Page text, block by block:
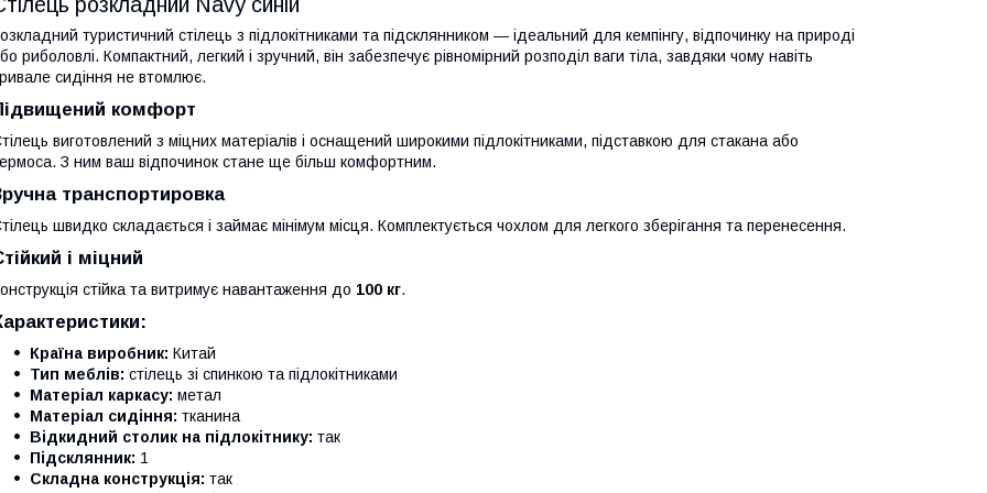
туристичний стілець з підлокітниками та підсклянником ― ідеальний для кемпінгу, відпочинку на природі
риболовлі. Компактний, легкий і зручний, він забезпечує рівномірний розподіл ваги тіла, завдяки чому навіть
сидіння не втомлює.
комфорт
виготовлений з міцних матеріалів і оснащений широкими підлокітниками, підставкою для стакана або
З ним ваш відпочинок стане ще більш комфортним.
транспортировка
швидко складається і займає мінімум місця. Комплектується чохлом для легкого зберігання та перенесення.
і міцний
стійка та витримує навантаження до 100 кг.
Країна виробник: Китай
Тип меблів: стілець зі спинкою та підлокітниками
Матеріал каркасу: метал
Матеріал сидіння: тканина
Відкидний столик на підлокітнику: так
Підсклянник: 1
Складна конструкція: так